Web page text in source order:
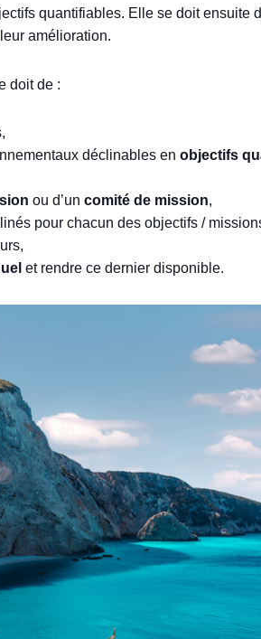
quantifiables. Elle se doit ensuite
leur amélioration.
doit de :
déclinables enobjectifs
ou d’uncomité de mission,
pour chacun des objectifs /
et rendre ce dernier disponible.